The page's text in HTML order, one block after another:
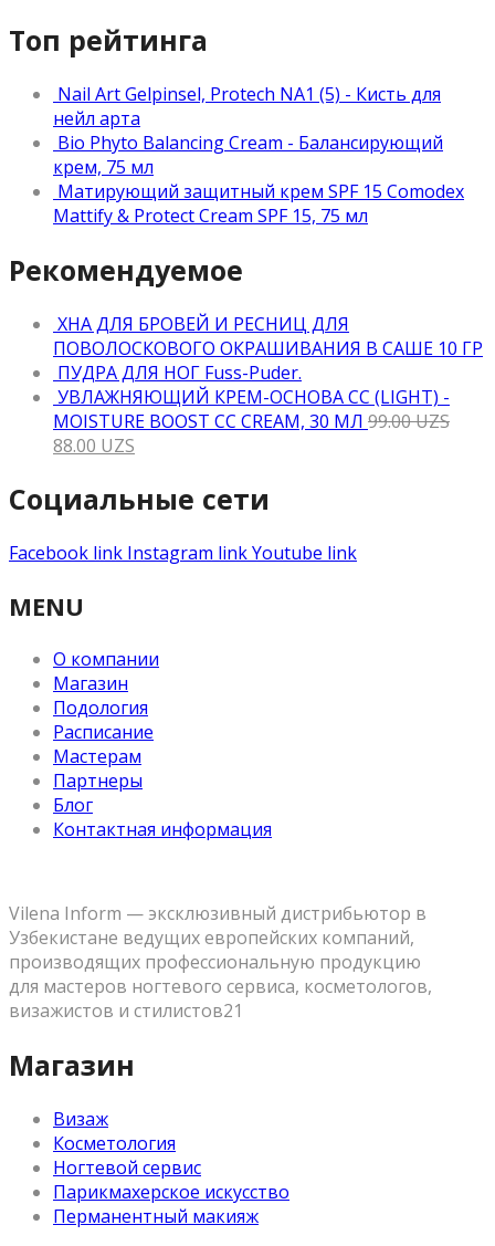
Топ рейтинга
Nail Art Gelpinsel, Protech NA1 (5) - Кисть для
нейл арта
Bio Phyto Balancing Cream - Балансирующий
крем, 75 мл
Матирующий защитный крем SPF 15 Comodex
Mattify & Protect Cream SPF 15, 75 мл
Рекомендуемое
ХНА ДЛЯ БРОВЕЙ И РЕСНИЦ ДЛЯ
ПОВОЛОСКОВОГО ОКРАШИВАНИЯ В САШЕ 10 ГР
ПУДРА ДЛЯ НОГ Fuss-Puder.
УВЛАЖНЯЮЩИЙ КРЕМ-ОСНОВА CC (LIGHT) -
MOISTURE BOOST CC CREAM, 30 МЛ 99.00UZS
88.00 UZS
Социальные сети
Facebook link Instagram linkYoutube link
MENU
О компании
Магазин
Подология
Расписание
Мастерам
Партнеры
Блог
Контактная информация
Vilena Inform — эксклюзивный дистрибьютор в
Узбекистане ведущих европейских компаний,
производящих профессиональную продукцию
для мастеров ногтевого сервиса, косметологов,
визажистов и стилистов21
Магазин
Визаж
Косметология
Ногтевой сервис
Парикмахерское искусство
Перманентный макияж